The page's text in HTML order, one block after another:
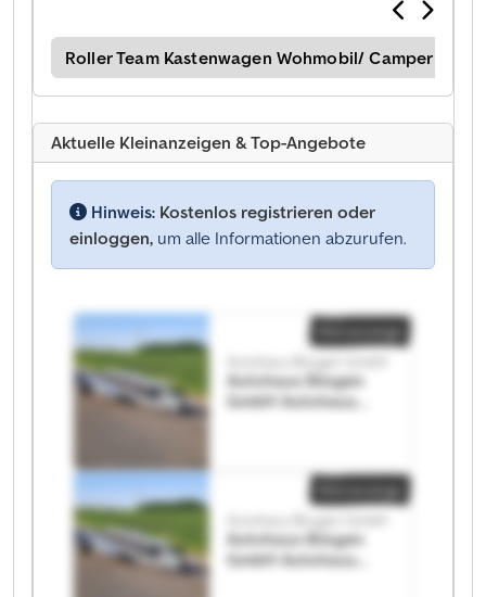
Roller Team Kastenwagen Wohmobil/ Camper
Aktuelle Kleinanzeigen & Top-Angebote
Hinweis: Kostenlos registrieren oder
einloggen, um alle Informationen abzurufen.
Autohaus Büsgen
GmbH Autohaus
Autohaus Büsgen
GmbH Autohaus